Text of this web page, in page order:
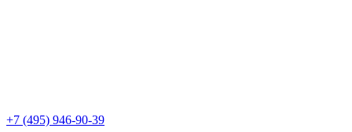
+7 (495) 946-90-39